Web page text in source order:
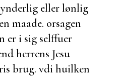
eller lønlig
maade. orsagen
er i sig selffuer
herrens Jesu
brug. vdi huilken